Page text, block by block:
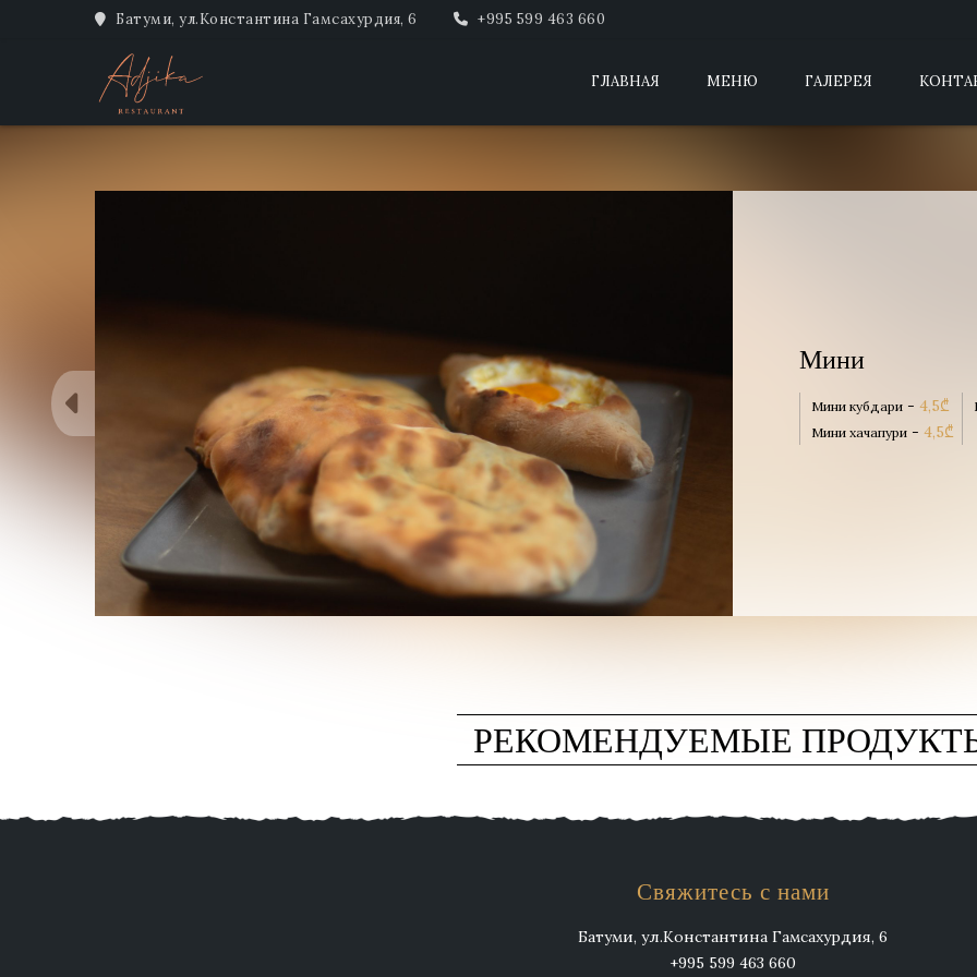
Батуми, ул.Константина Гамсахурдия, 6 +995 599 463 660
ГЛАВНАЯ МЕНЮ ГАЛЕРЕЯ
Мини
Мини кубдари- 4,5₾
Мини хачапури- 4,5₾
РЕКОМЕНДУЕМЫЕ
Свяжитесь с нами
Батуми, ул.Константина Гамсахурдия, 6
+995 599 463 660